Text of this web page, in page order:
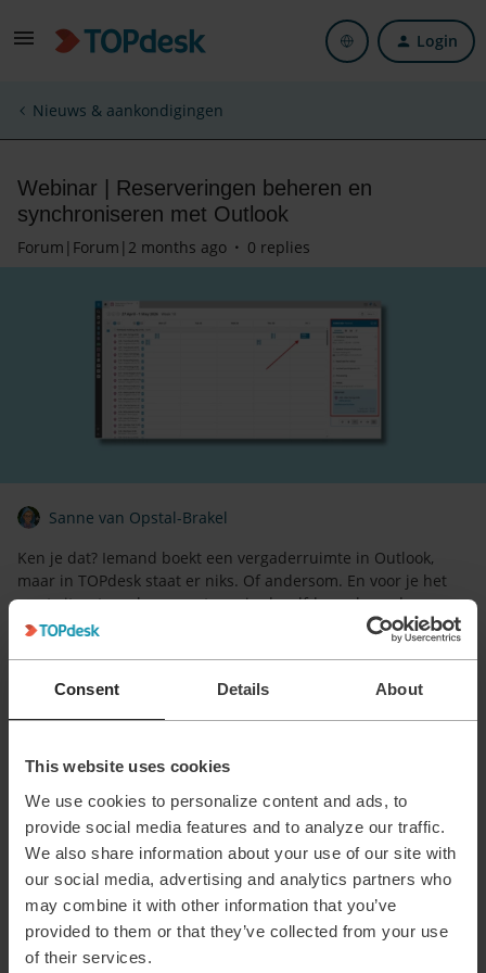
Consent Details About
This website uses cookies
We use cookies to personalize content and ads, to
provide social media features and to analyze our traffic.
We also share information about your use of our site with
our social media, advertising and analytics partners who
may combine it with other information that you’ve
provided to them or that they’ve collected from your use
of their services.
Login
Nieuws & aankondigingen
Webinar | Reserveringen beheren en
synchroniseren met Outlook
Forum|Forum|2 months ago 0 replies
Sanne van Opstal-Brakel
Ken je dat? Iemand boekt een vergaderruimte in Outlook,
maar in TOPdesk staat er niks. Of andersom. En voor je het
weet zit er twee keer een team in dezelfde zaal, zonder
catering, en met één beamer die bij een andere afdeling ligt.
Herkenbaar? Dan is dit webinar wat voor jou.
26 mei om 13:00 uur laat onze collega
Sietse Posthuma
systemen meer, geen dubbele boekingen, en geen gedoe met
Wat komt er aan bod?
Tijdens de sessie zie je hoe je reserveringen en alle
bijbehorende informatie vanuit één plek in TOPdesk beheert,
hoe je dubbele boekingen voorkomt zónder dat gebruikers
hun werkwijze hoeven aan te passen, en hoe je catering,
apparatuur en andere services direct aan een boeking
koppelt.